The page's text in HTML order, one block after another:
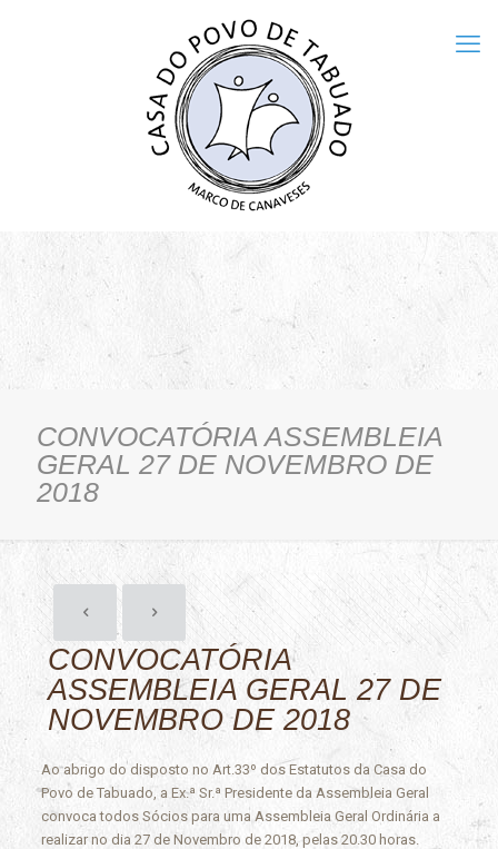
CONVOCATÓRIA ASSEMBLEIA
GERAL 27 DE NOVEMBRO DE
2018
CONVOCATÓRIA
ASSEMBLEIA GERAL 27 DE
NOVEMBRO DE 2018
Ao abrigo do disposto no Art.33º dos Estatutos da Casa do
Povo de Tabuado, a Ex.ª Sr.ª Presidente da Assembleia Geral
convoca todos Sócios para uma Assembleia Geral Ordinária a
realizar no dia 27 de Novembro de 2018, pelas 20.30 horas.